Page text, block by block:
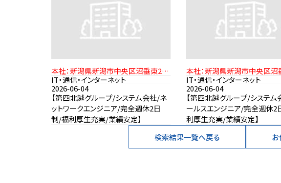
本社：新潟県新潟市中央区沼垂東2-
11-21 JR信越本線「新潟駅」より徒
歩15分
IT・通信・インターネット
2026-06-04
【第四北越グループ/システム会社/ネ
ットワークエンジニア/完全週休2日
制/福利厚生充実/業績安定】
本社：新潟県新潟市中央区
11-21 JR信越本線「新潟駅」
15分
IT・通信・インターネット
2026-06-04
【第四北越グループ/システ
ールスエンジニア/完全週休2
利厚生充実/業績安定】
検索結果一覧へ戻る